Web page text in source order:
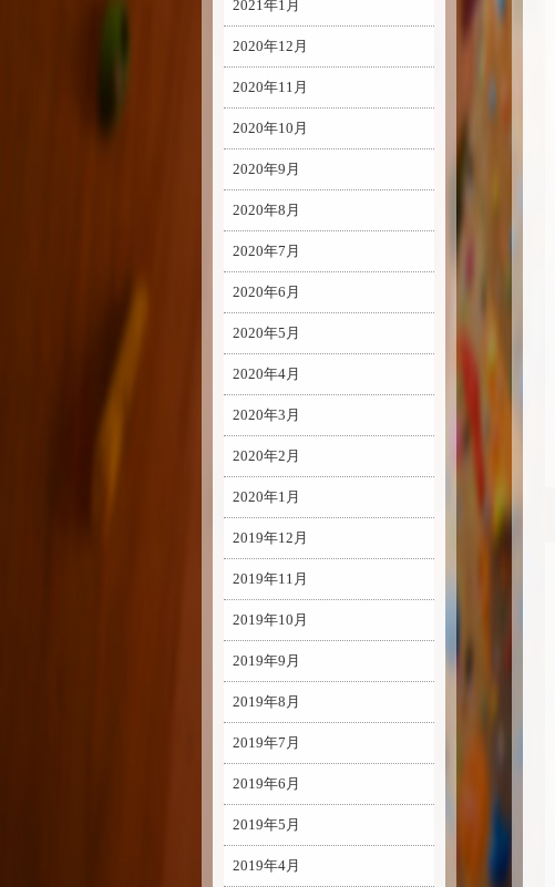
2021年1月
2020年12月
2020年11月
2020年10月
2020年9月
2020年8月
2020年7月
2020年6月
2020年5月
2020年4月
2020年3月
2020年2月
2020年1月
2019年12月
2019年11月
2019年10月
2019年9月
2019年8月
2019年7月
2019年6月
2019年5月
2019年4月